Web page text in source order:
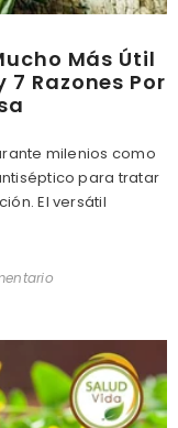
Más Útil
7 Razones Por
milenios como
para tratar
El versátil